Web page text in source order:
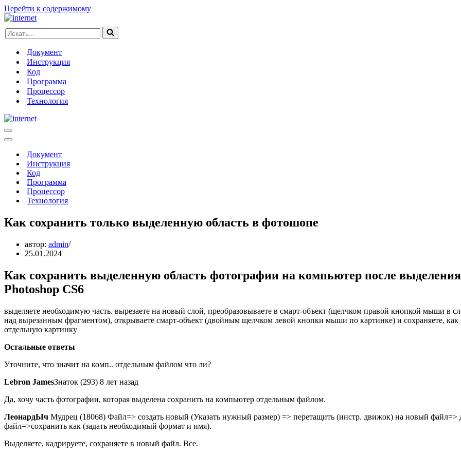
Перейти к содержимому
Искать...
Документ
Инструкция
Код
Программа
Процессор
Технология
Меню
навигации
Меню
навигацииДокумент
Инструкция
Код
Программа
Процессор
Технология
Как сохранить только выделенную область в фотошопе
автор: admin
25.01.2024
Как сохранить выделенную область фотографии на компьютер после
Photoshop CS6
выделяете необходимую часть. вырезаете на новый слой, преобразовываете в смарт-объект (щелчком правой кнопкой мыши в
над вырезанным фрагментом), открываете смарт-объект (двойным щелчком левой кнопки мыши по картинке) и сохраняете, как
отдельную картинку
Остальные ответы
Уточните, что значит на комп.. отдельным файлом что ли?
Lebron JamesЗнаток (293) 8 лет назад
Да, хочу часть фотографии, которая выделена сохранить на компьютер отдельным файлом.
ЛеонардЫч Мудрец (18068) Файл=> создать новый (Указать нужный размер) => перетащить (инстр. движок) на новый файл=>
файл=>сохранить как (задать необходимый формат и имя).
Выделяете, кадрируете, сохраняете в новый файл. Все.